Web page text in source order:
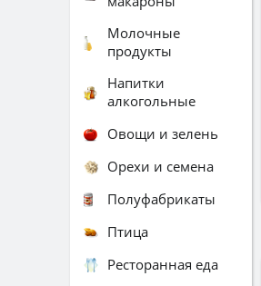
Молочные
продукты
Напитки
алкогольные
Овощи и зелень
Орехи и семена
Полуфабрикаты
Птица
Ресторанная еда